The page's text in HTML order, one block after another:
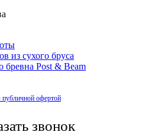
из сухого бруса
бревна Post & Beam
публичной офертой
звонок